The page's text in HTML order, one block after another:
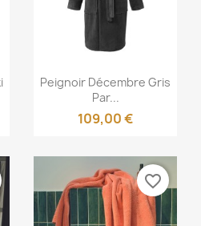
Aperçu rapide
Peignoir Décembre Gris
Par...
109,00 €
favorite_border